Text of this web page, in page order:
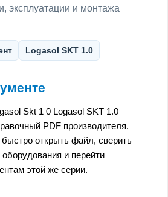
эксплуатации и монтажа
Logasol SKT 1.0
Skt 1 0 Logasol SKT 1.0
PDF производителя.
открыть файл, сверить
и перейти
этой же серии.